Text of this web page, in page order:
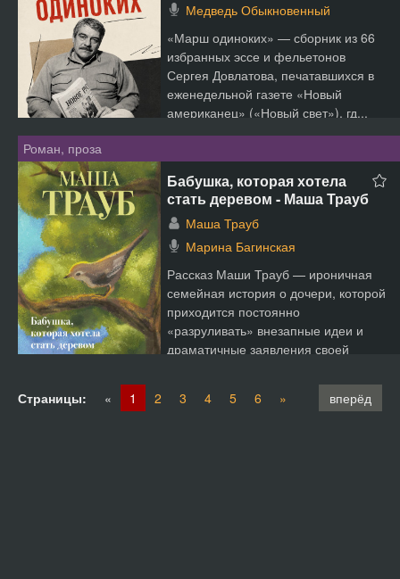
Медведь Обыкновенный
«Марш одиноких» — сборник из 66
избранных эссе и фельетонов
Сергея Довлатова, печатавшихся в
еженедельной газете «Новый
американец» («Новый свет»), гд...
Роман, проза
Бабушка, которая хотела
стать деревом - Маша Трауб
Маша Трауб
Марина Багинская
Рассказ Маши Трауб — ироничная
семейная история о дочери, которой
приходится постоянно
«разруливать» внезапные идеи и
драматичные заявления своей
вперёд
Страницы: « 1 2 3 4 5 6 »